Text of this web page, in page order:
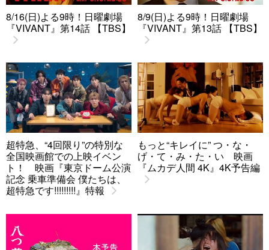
8/16(日)よる9時！日曜劇場
『VIVANT』第14話 【TBS】
8/9(日)よる9時！日曜劇場
『VIVANT』第13話 【TBS】
超特急、“4回限り”の特別な
全国映画館での上映イベン
ト！ 映画『東京ドーム公演
記念 乗車準備会 僕たちは、
超特急です!!!!!!!!!』特報
もっと“キレイに” つ・な・
げ・て・み・た・い 映画
『ムカデ人間 4K』4K予告編